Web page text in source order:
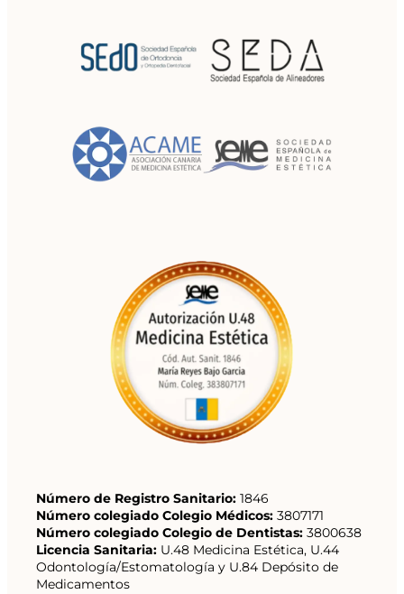
Número de Registro Sanitario: 1846
Número colegiado Colegio Médicos: 3807171
Número colegiado Colegio de Dentistas: 3800638
Licencia Sanitaria: U.48 Medicina Estética, U.44
Odontología/Estomatología y U.84 Depósito de
Medicamentos